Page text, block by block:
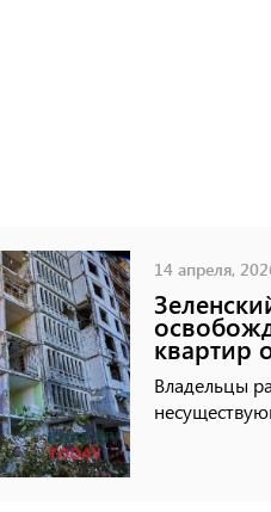
14 апреля,
квартир
Владельцы